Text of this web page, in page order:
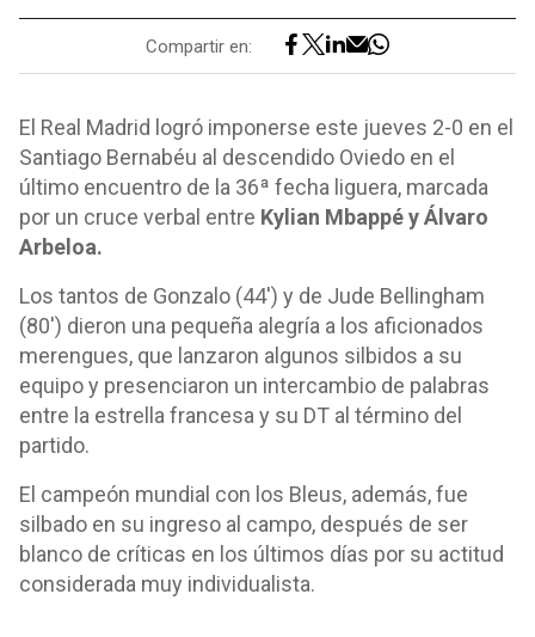
Compartir en:
El Real Madrid logró imponerse este jueves 2-0 en el
Santiago Bernabéu al descendido Oviedo en el
último encuentro de la 36ª fecha liguera, marcada
por un cruce verbal entre Kylian Mbappé y Álvaro
Arbeloa.
Los tantos de Gonzalo (44') y de Jude Bellingham
(80') dieron una pequeña alegría a los aficionados
merengues, que lanzaron algunos silbidos a su
equipo y presenciaron un intercambio de palabras
entre la estrella francesa y su DT al término del
partido.
El campeón mundial con los Bleus, además, fue
silbado en su ingreso al campo, después de ser
blanco de críticas en los últimos días por su actitud
considerada muy individualista.